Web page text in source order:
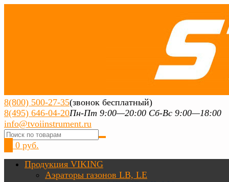
8(800) 500-27-35(звонок бесплатный)
8(495) 646-04-20Пн-Пт 9:00—20:00 Сб-Вс 9:00—18:00
info@tvoiinstrument.ru
0 руб.
Продукция VIKING
Аэраторы газонов LB, LE